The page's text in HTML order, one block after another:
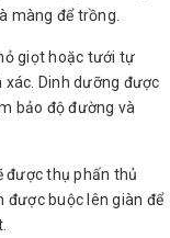
màng để trồng.
giọt hoặc tưới tự
Dinh dưỡng được
bảo độ đường và
được thụ phấn thủ
được buộc lên giàn để